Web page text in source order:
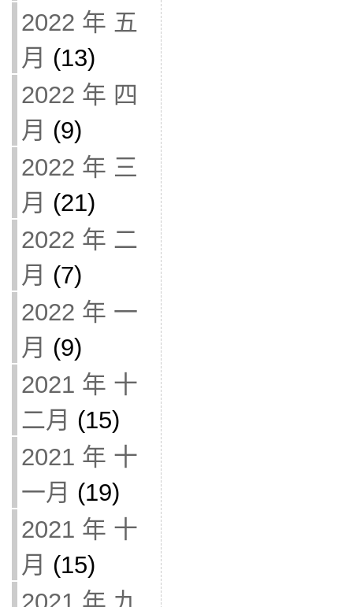
2022 年 五
月 (13)
2022 年 四
月 (9)
2022 年 三
月 (21)
2022 年 二
月 (7)
2022 年 一
月 (9)
2021 年 十
二月 (15)
2021 年 十
一月 (19)
2021 年 十
月 (15)